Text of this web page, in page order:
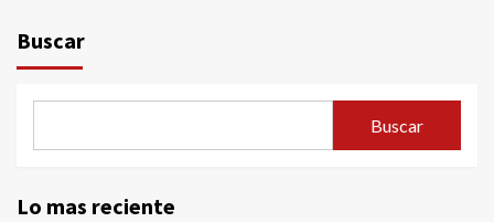
Buscar
Buscar
Lo mas reciente